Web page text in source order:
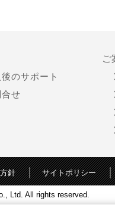
のサポート
合せ
ご
針 サイトポリシー
Ltd. All rights reserved.